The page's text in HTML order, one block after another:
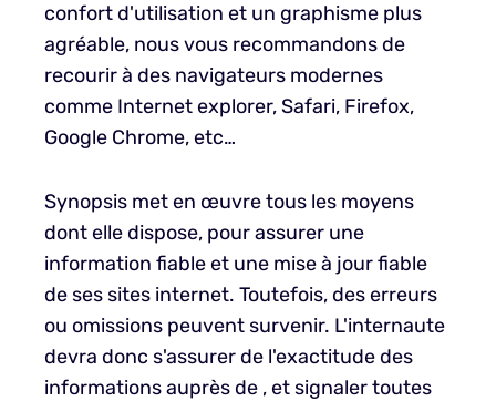
confort d'utilisation et un graphisme plus
agréable, nous vous recommandons de
recourir à des navigateurs modernes
comme Internet explorer, Safari, Firefox,
Google Chrome, etc…
Synopsis met en œuvre tous les moyens
dont elle dispose, pour assurer une
information fiable et une mise à jour fiable
de ses sites internet. Toutefois, des erreurs
ou omissions peuvent survenir. L'internaute
devra donc s'assurer de l'exactitude des
informations auprès de , et signaler toutes